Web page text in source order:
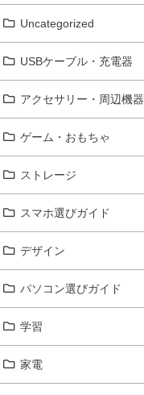
Uncategorized
USBケーブル・充電器
アクセサリー・周辺機器
ゲーム・おもちゃ
ストレージ
スマホ選びガイド
デザイン
パソコン選びガイド
学習
家電